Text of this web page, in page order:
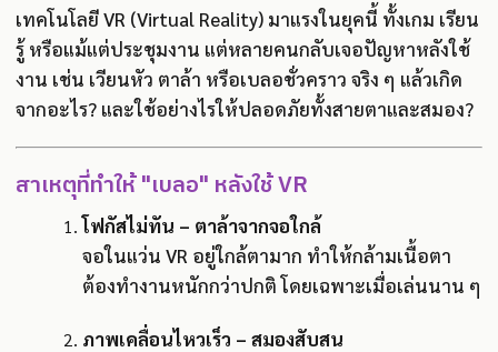
เทคโนโลยี VR (Virtual Reality) มาแรงในยุคนี้ ทั้งเกม เรียน
รู้ หรือแม้แต่ประชุมงาน แต่หลายคนกลับเจอปัญหาหลังใช้
งาน เช่น เวียนหัว ตาล้า หรือเบลอชั่วคราว จริง ๆ แล้วเกิด
จากอะไร? และใช้อย่างไรให้ปลอดภัยทั้งสายตาและสมอง?
สาเหตุที่ทำให้ "เบลอ" หลังใช้ VR
โฟกัสไม่ทัน – ตาล้าจากจอใกล้
จอในแว่น VR อยู่ใกล้ตามาก ทำให้กล้ามเนื้อตา
ต้องทำงานหนักกว่าปกติ โดยเฉพาะเมื่อเล่นนาน ๆ
ภาพเคลื่อนไหวเร็ว – สมองสับสน